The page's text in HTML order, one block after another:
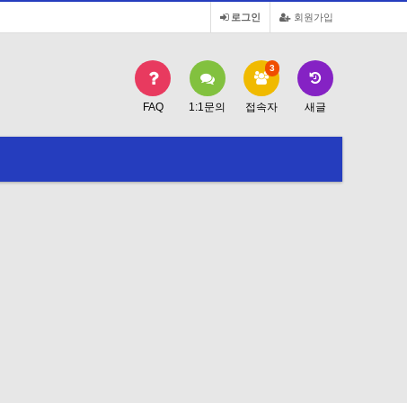
회원가입
로그인
FAQ 1:1문의 접속자
3
새글